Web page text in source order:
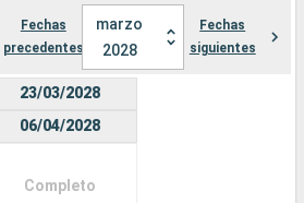
Fechas
precedentes
marzo
2028
Fechas
siguientes
23/03/2028
06/04/2028
Completo
Compañías
Buscar